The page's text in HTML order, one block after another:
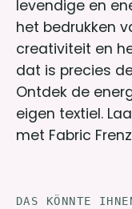
levendige en
het bedrukken
creativiteit en
dat is precies
Ontdek de
eigen textiel.
met Fabric
DAS KÖNNTE